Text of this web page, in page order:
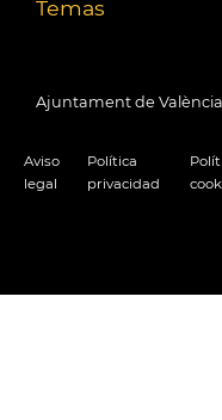
Temas
Ajuntament de
Aviso
legal
Política
privacidad